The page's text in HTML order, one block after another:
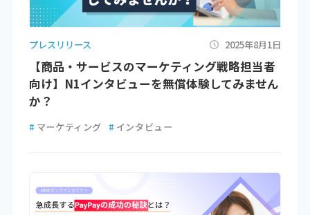
プレスリリース 2025年8月1日
【商品・サービスのマーケティング戦略担当者
向け】N1インタビューを無償体験してみません
か？
# マーケティング # インタビュー